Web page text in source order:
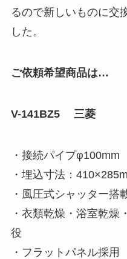
るので新しいものに交
した。
ご依頼希望商品は…
V-141BZ5 三菱
・接続パイプφ100mm
・埋込寸法：
・風圧式シャッター搭
・衣類乾燥・浴室乾燥
役
・フラットパネル採用